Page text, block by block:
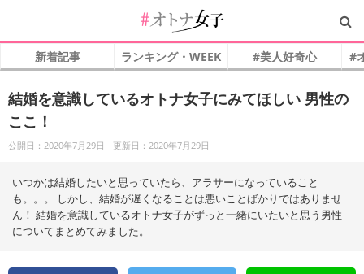
新着記事 ランキング・WEEK #美人好奇心 #
結婚を意識しているオトナ女子にみてほしい 男性の
ここ！
公開日：2020年7月29日 更新日：2020年7月29日
いつかは結婚したいと思っていたら、アラサーになっていること
も。。。 しかし、結婚が遅くなることは悪いことばかりではありませ
ん！ 結婚を意識しているオトナ女子がずっと一緒にいたいと思う男性
についてまとめてみました。